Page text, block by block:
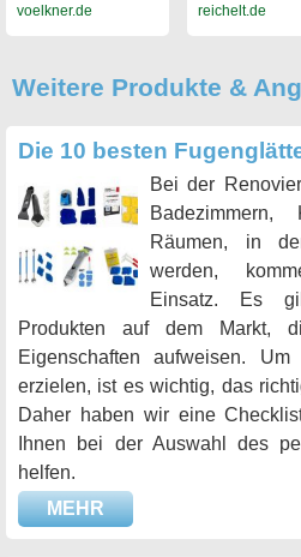
voelkner.de reichelt.de
Weitere Produkte &
Die 10 besten
Bei der
Räumen, in
werden,
Einsatz. Es
Produkten auf dem Markt,
Eigenschaften aufweisen.
erzielen, ist es wichtig, das
Daher haben wir eine
Ihnen bei der Auswahl des
helfen.
MEHR